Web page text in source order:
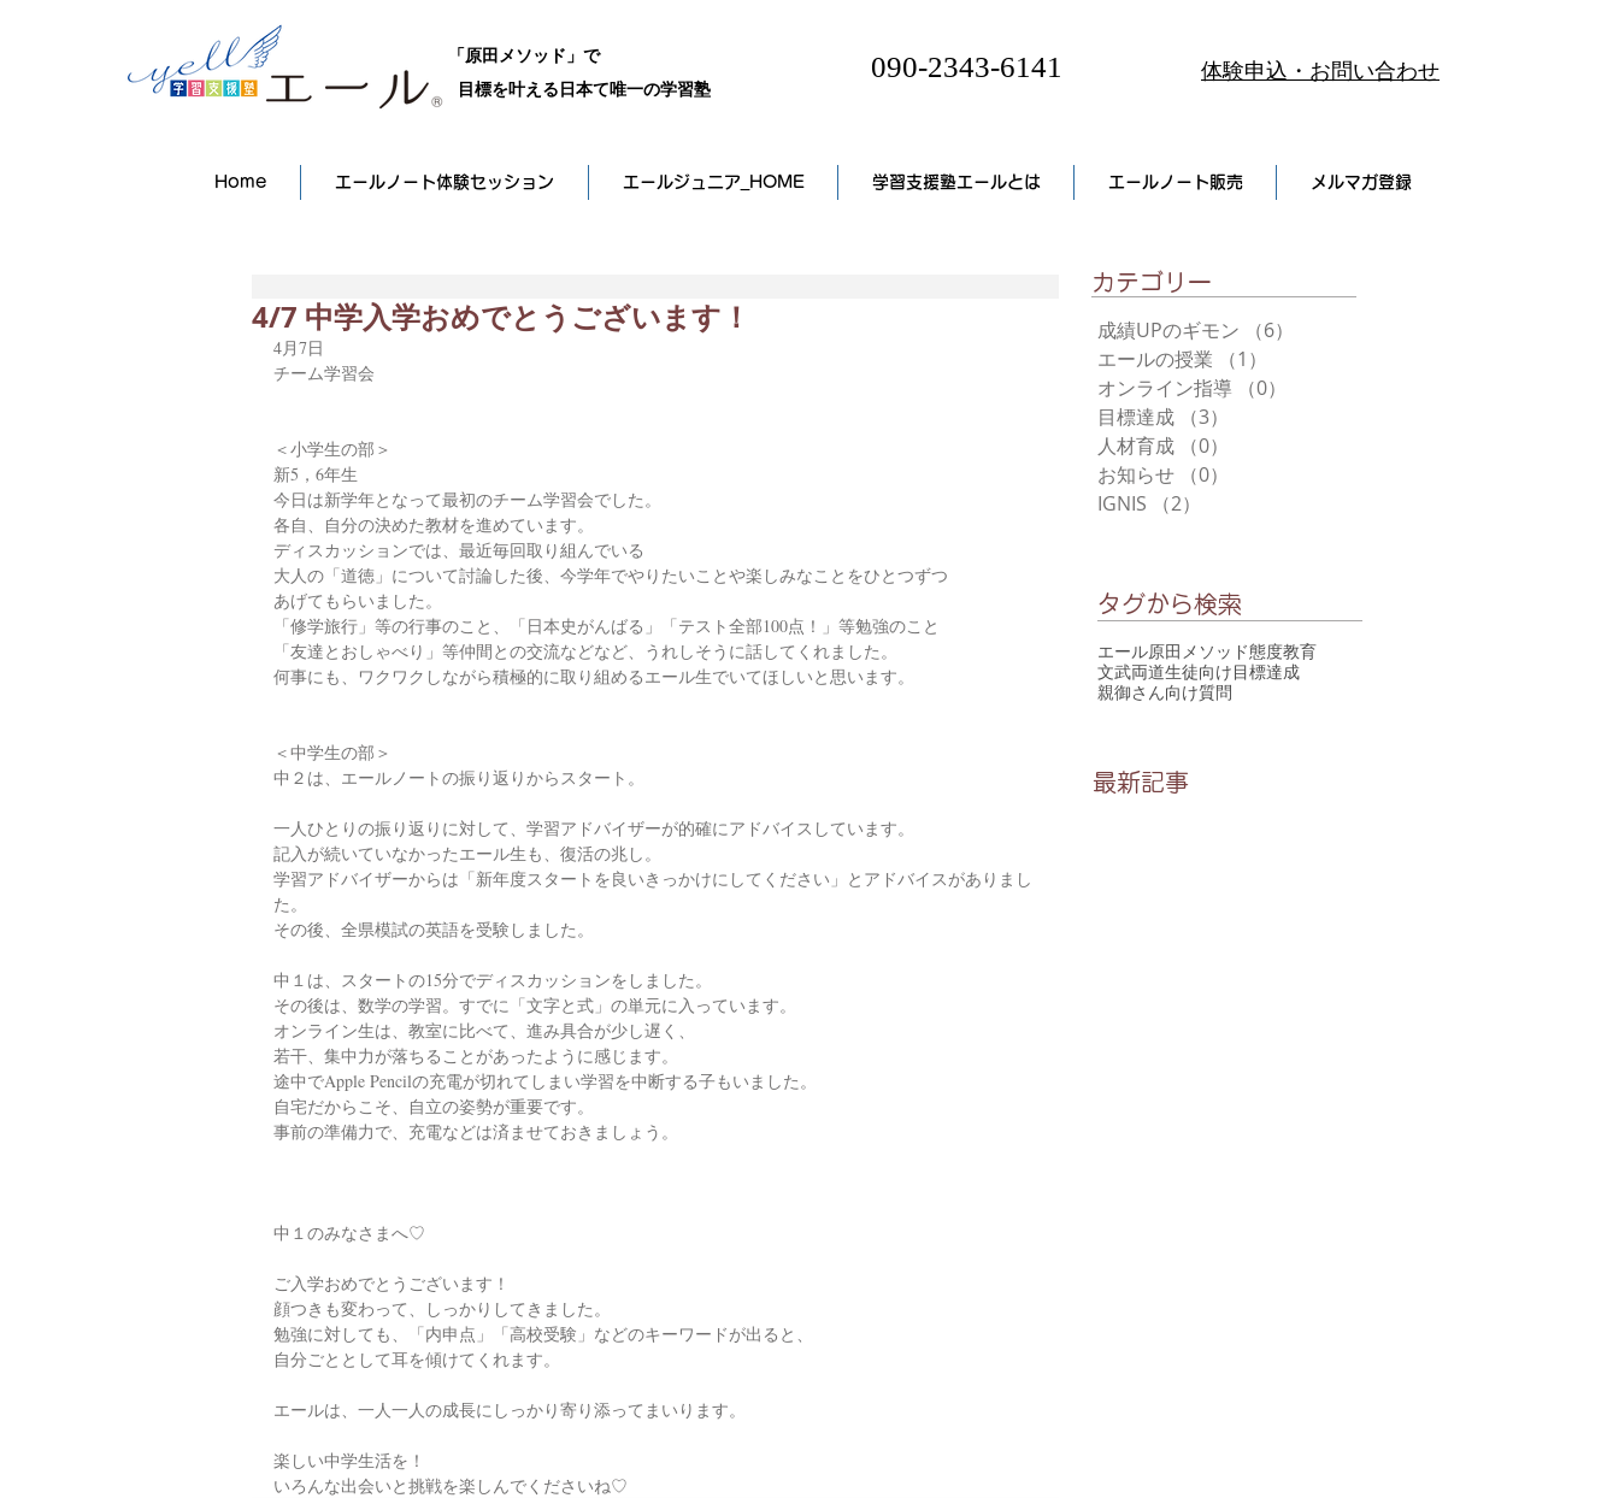
「原田メソッド」で
目標を叶える日本て唯一の学習塾
090-2343-6141 体験申込・お問い合わせ
Home エールノート体験セッション エールジュニア_HOME 学習支援塾エールとは エールノート販売 メルマガ登録
4/7 中学入学おめでとうございます！
4月7日
チーム学習会
＜小学生の部＞
新5，6年生
今日は新学年となって最初のチーム学習会でした。
各自、自分の決めた教材を進めています。
ディスカッションでは、最近毎回取り組んでいる
大人の「道徳」について討論した後、今学年でやりたいことや楽しみなことをひとつずつ
あげてもらいました。
「修学旅行」等の行事のこと、「日本史がんばる」「テスト全部100点！」等勉強のこと
「友達とおしゃべり」等仲間との交流などなど、うれしそうに話してくれました。
何事にも、ワクワクしながら積極的に取り組めるエール生でいてほしいと思います。
＜中学生の部＞
中２は、エールノートの振り返りからスタート。
一人ひとりの振り返りに対して、学習アドバイザーが的確にアドバイスしています。
記入が続いていなかったエール生も、復活の兆し。
学習アドバイザーからは「新年度スタートを良いきっかけにしてください」とアドバイスがありまし
た。
その後、全県模試の英語を受験しました。
中１は、スタートの15分でディスカッションをしました。
その後は、数学の学習。すでに「文字と式」の単元に入っています。
オンライン生は、教室に比べて、進み具合が少し遅く、
若干、集中力が落ちることがあったように感じます。
途中でApple Pencilの充電が切れてしまい学習を中断する子もいました。
自宅だからこそ、自立の姿勢が重要です。
事前の準備力で、充電などは済ませておきましょう。
中１のみなさまへ♡
ご入学おめでとうございます！
顔つきも変わって、しっかりしてきました。
勉強に対しても、「内申点」「高校受験」などのキーワードが出ると、
自分ごととして耳を傾けてくれます。
エールは、一人一人の成長にしっかり寄り添ってまいります。
楽しい中学生活を！
いろんな出会いと挑戦を楽しんでくださいね♡
​カテゴリー
成績UPのギモン （6）
エールの授業
（1）
オンライン指導
（0）
目標達成
（3）
人材育成
（0）
お知らせ
（0）
IGNIS
（2）
タグから検索
エール原田メソッド態度教育
文武両道生徒向け目標達成
親御さん向け質問
最新記事